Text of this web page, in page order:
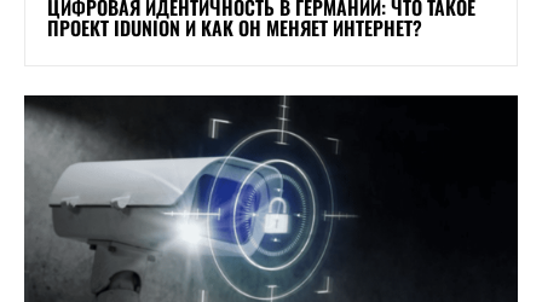
ЦИФРОВАЯ ИДЕНТИЧНОСТЬ В ГЕРМАНИИ: ЧТО ТАКОЕ
ПРОЕКТ IDUNION И КАК ОН МЕНЯЕТ ИНТЕРНЕТ?